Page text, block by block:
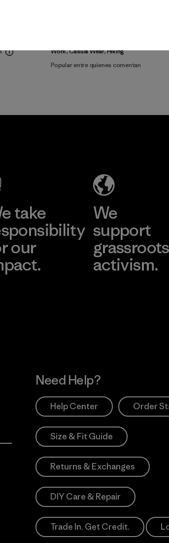
Work, Casual Wear, Hiking
Popular entre quienes comentan
take
our
We
support
grassroots
activism.
Need Help?
Help Center Order
Size & Fit Guide
Returns & Exchanges
DIY Care & Repair
Trade In. Get Credit.